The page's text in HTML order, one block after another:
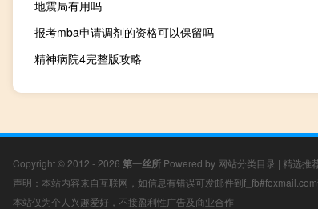
地震局有用吗
报考mba申请调剂的资格可以保留吗
精神病院4完整版攻略
Copyright © 2012 - 2026 第一丝所 Powered by 网站分类目录 | 精选推
声明：本站内容来自互联网，如信息有错误可发邮件到
本站仅为个人兴趣爱好，不接盈利性广告及商业合作